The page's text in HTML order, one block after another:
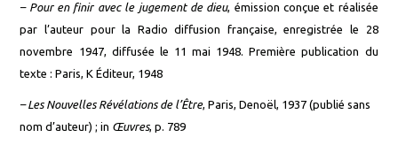
– Pour en finir avec le jugement de dieu, émission conçue et réalisée
par l’auteur pour la Radio diffusion française, enregistrée le 28
novembre 1947, diffusée le 11 mai 1948. Première publication du
texte : Paris, K Éditeur, 1948
–Les Nouvelles Révélations de l’Être, Paris, Denoël, 1937 (publié sans
nom d’auteur) ; in Œuvres, p. 789